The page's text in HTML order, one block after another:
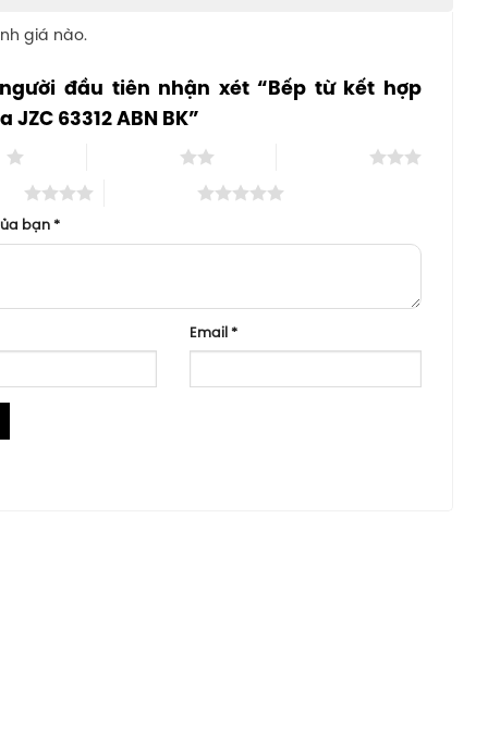
giá nào.
đầu tiên nhận xét “Bếp từ kết hợp
JZC 63312 ABN BK”
bạn*
Email*